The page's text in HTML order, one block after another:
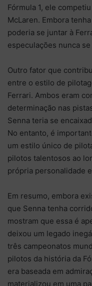
Fórmula 1, ele
McLaren. Embora
poderia se juntar à
especulações nunca
Outro fator que
entre o estilo de
Ferrari. Ambos eram
determinação nas
Senna teria se
No entanto, é
um estilo único de
pilotos talentosos ao
própria personalidade
Em resumo, embora
que Senna tenha
mostram que essa é
deixou um legado
três campeonatos
pilotos da história da
era baseada em
materializou em uma